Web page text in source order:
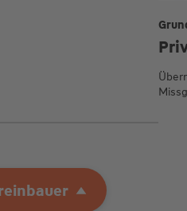
Tilo Breinbauer